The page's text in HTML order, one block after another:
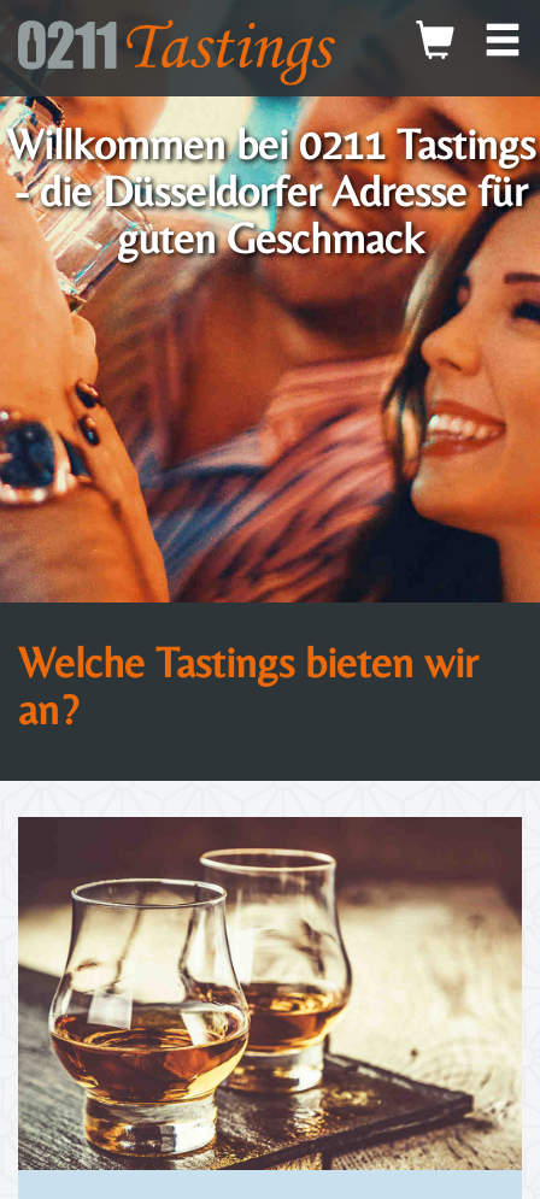
Willkommen bei 0211 Tastings
- die Düsseldorfer Adresse für
guten Geschmack
Welche Tastings bieten wir
an?